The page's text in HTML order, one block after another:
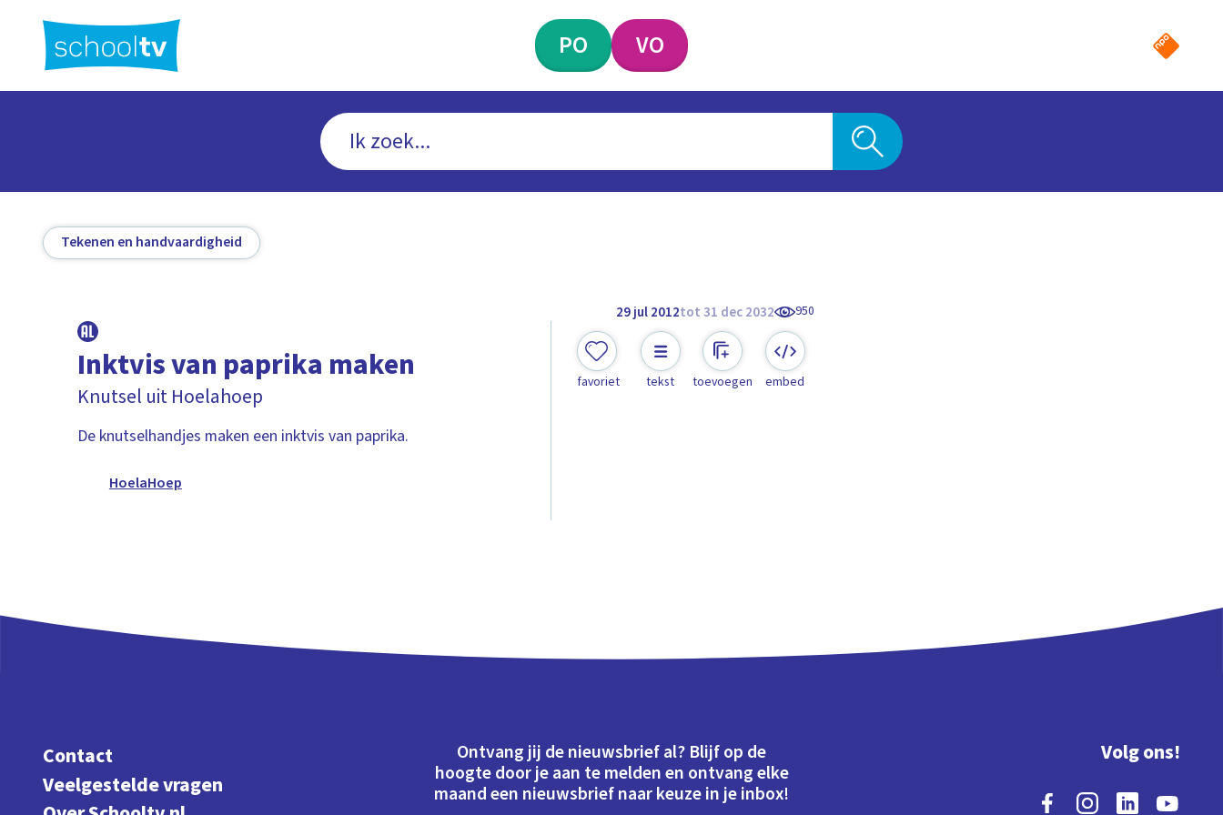
hoofdinhoud
PO VO
Tekenen en handvaardigheid
29 jul 2012tot 31 dec 2032 950
Inktvis van paprika maken
Knutsel uit Hoelahoep
De knutselhandjes maken een inktvis van paprika.
HoelaHoep
favoriet tekst toevoegen embed
Contact
Veelgestelde vragen
Ontvang jij de nieuwsbrief al? Blijf op de
hoogte door je aan te melden en ontvang elke
maand een nieuwsbrief naar keuze in je inbox!
Volg ons!